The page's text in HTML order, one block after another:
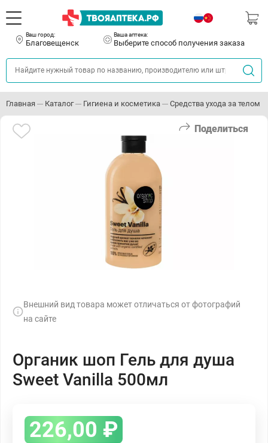
Ваш город:
Благовещенск
Ваша аптека:
Выберите способ получения заказа
Главная Каталог Гигиена и косметика Средства ухода за телом
Поделиться
Внешний вид товара может отличаться от фотографий
на сайте
Органик шоп Гель для душа
Sweet Vanilla 500мл
226,00 ₽